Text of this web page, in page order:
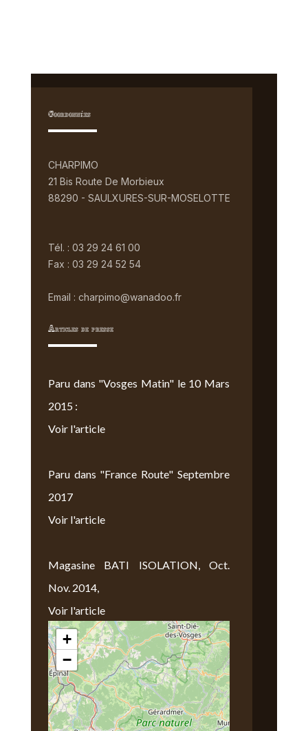
Coordonnées
CHARPIMO
21 Bis Route De Morbieux
88290 - SAULXURES-SUR-MOSELOTTE
Tél. : 03 29 24 61 00
Fax : 03 29 24 52 54
Email : charpimo@wanadoo.fr
Articles de presse
Paru dans "Vosges Matin" le 10 Mars
2015 :
Voir l'article
Paru dans "France Route" Septembre
2017
Voir l'article
Magasine BATI ISOLATION, Oct.
Nov. 2014,
Voir l'article
Nous Trouver
+
−